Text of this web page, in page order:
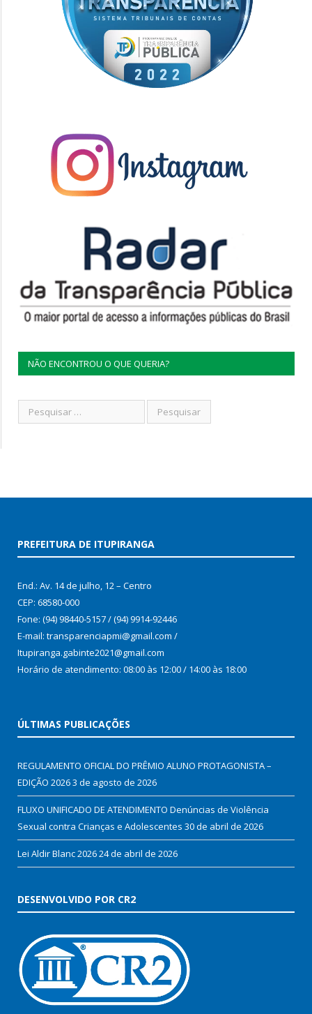
NÃO ENCONTROU O QUE QUERIA?
PREFEITURA DE ITUPIRANGA
End.: Av. 14 de julho, 12 – Centro
CEP: 68580-000
Fone: (94) 98440-5157 / (94) 9914-92446
E-mail: transparenciapmi@gmail.com /
Itupiranga.gabinte2021@gmail.com
Horário de atendimento: 08:00 às 12:00 / 14:00 às 18:00
ÚLTIMAS PUBLICAÇÕES
REGULAMENTO OFICIAL DO PRÊMIO ALUNO PROTAGONISTA –
EDIÇÃO 20263 de agosto de 2026
FLUXO UNIFICADO DE ATENDIMENTO Denúncias de Violência
Sexual contra Crianças e Adolescentes 30 de abril de 2026
Lei Aldir Blanc 202624 de abril de 2026
DESENVOLVIDO POR CR2